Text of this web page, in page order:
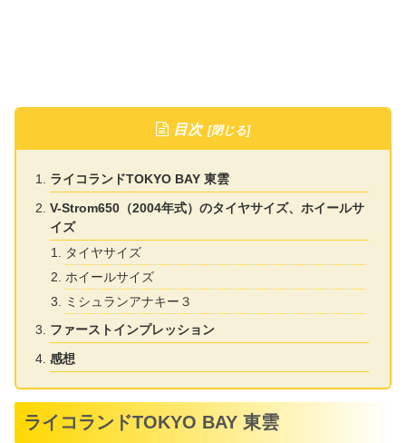
目次
ライコランドTOKYO BAY 東雲
V-Strom650（2004年式）のタイヤサイズ、ホイールサ
イズ
タイヤサイズ
ホイールサイズ
ミシュランアナキー３
ファーストインプレッション
感想
ライコランドTOKYO BAY 東雲